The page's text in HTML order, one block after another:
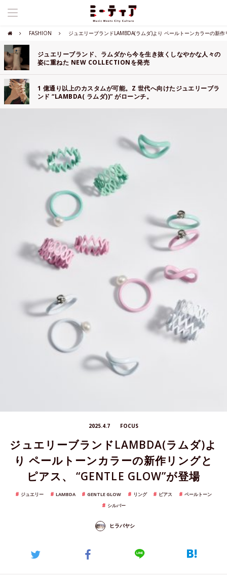
FASHION ジュエリーブランドLAMBDA(ラムダ)より ペールトーンカラーの新作
ジュエリーブランド、ラムダから今を生き抜くしなやかな人々の
姿に重ねた NEW COLLECTIONを発売
1 億通り以上のカスタムが可能。Z 世代へ向けたジュエリーブラ
ンド “LAMBDA( ラムダ))” がローンチ。
2025.4.7 FOCUS
ジュエリーブランドLAMBDA(ラムダ)よ
り ペールトーンカラーの新作リングと
ピアス、 “GENTLE GLOW”が登場
ジュエリー LAMBDA GENTLE GLOW リング ピアス
ペールトーン
シルバー
ヒラバヤシ